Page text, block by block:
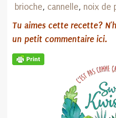
brioche, cannelle, noix de
Tu aimes cette recette?
un petit commentaire ici.